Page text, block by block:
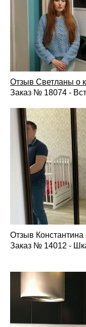
Собственное
контроль
Бесплатный
Гарантия на
установку.
Как заказать
мессенджер
консультацию
оформления.
Вызовите
определит
параметры
Дизайн-
систему
утверждаем
изготовления.
установку и
Раздвижные двери
возможность
получить систему,
Отзыв Светланы о
Заказ № 18074 -
Отзыв
Заказ № 14012 -